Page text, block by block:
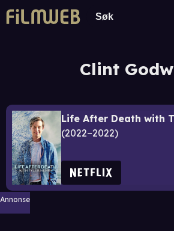
Clint
2022–2022
Annonse